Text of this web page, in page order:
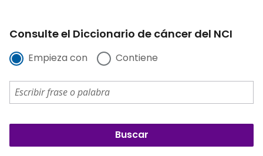
Consulte el Diccionario de cáncer del NCI
Empieza con Contiene